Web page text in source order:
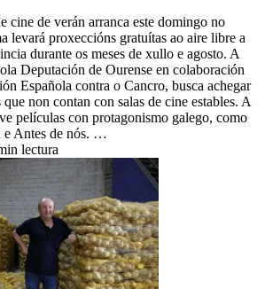
cine de verán arranca este domingo no
levará proxeccións gratuítas ao aire libre a
durante os meses de xullo e agosto. A
Deputación de Ourense en colaboración
Española contra o Cancro, busca achegar
non contan con salas de cine estables. A
películas con protagonismo galego, como
Antes de nós. …
lectura